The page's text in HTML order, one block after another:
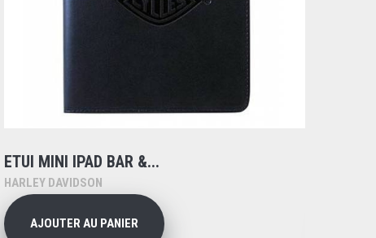
ETUI MINI IPAD BAR &...
HARLEY DAVIDSON
AJOUTER AU PANIER